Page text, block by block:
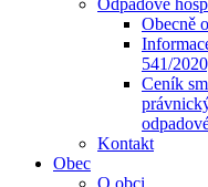
Odpadové
Obecně
541/
Ceník
Kontakt
Obec
O obci